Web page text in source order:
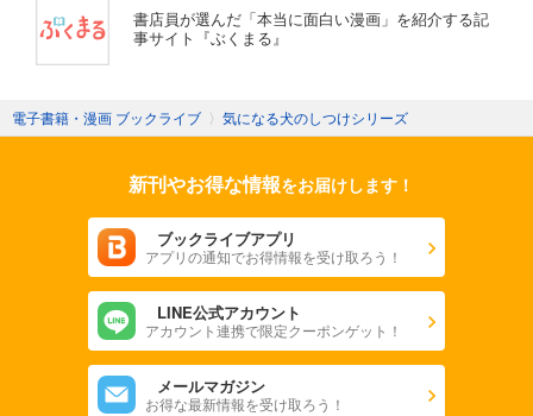
書店員が選んだ「本当に面白い漫画」を紹介する記
事サイト『ぶくまる』
電子書籍・漫画 ブックライブ 〉 気になる犬のしつけシリーズ
新刊やお得な情報をお届けします！
ブックライブアプリ
アプリの通知でお得情報を受け取ろう！
LINE公式アカウント
アカウント連携で限定クーポンゲット！
メールマガジン
お得な最新情報を受け取ろう！